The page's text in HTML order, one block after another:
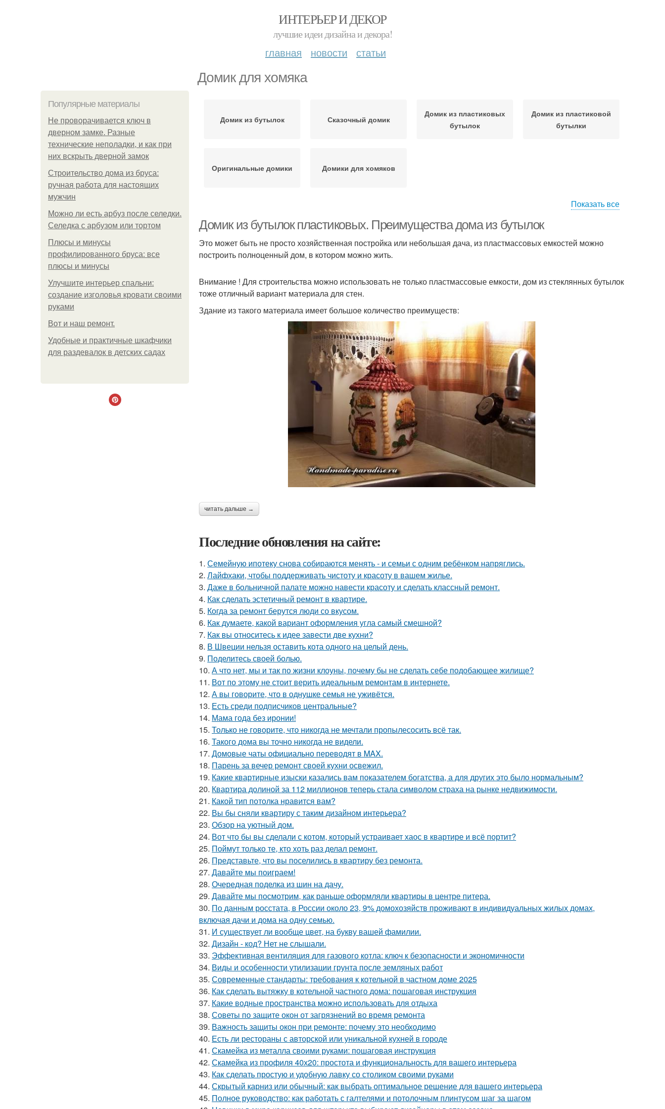
ИНТЕРЬЕР И ДЕКОР
лучшие идеи дизайна и декора!
главная новости статьи
Домик для хомяка
Популярные материалы
Не проворачивается ключ в
дверном замке. Разные
технические неполадки, и как при
них вскрыть дверной замок
Строительство дома из бруса:
ручная работа для настоящих
мужчин
Можно ли есть арбуз после селедки.
Селедка с арбузом или тортом
Плюсы и минусы
профилированного бруса: все
плюсы и минусы
Улучшите интерьер спальни:
создание изголовья кровати своими
руками
Boт и наш ремoнт.
Удобные и практичные шкафчики
для раздевалок в детских садах
Домик из бутылок Сказочный домик
Домик из пластиковых
бутылок
Домик из пластиковой
бутылки
Оригинальные домики Домики для хомяков
Показать все
Домик из бутылок пластиковых. Преимущества дома из бутылок
Это может быть не просто хозяйственная постройка или небольшая дача, из пластмассовых емкостей можно
построить полноценный дом, в котором можно жить.
Внимание ! Для строительства можно использовать не только пластмассовые емкости, дом из стеклянных бутылок
тоже отличный вариант материала для стен.
Здание из такого материала имеет большое количество преимуществ:
читать дальше →
Последние обновления на сайте:
1. Семейную ипотеку снова собираются менять - и семьи с одним ребёнком напряглись.
2. Лайфхаки, чтобы поддерживать чистоту и красоту в вашем жилье.
3. Даже в больничной палате можно навести красоту и сделать классный ремонт.
4. Как сделать эстетичный ремонт в квартире.
5. Когда за ремонт берутся люди со вкусом.
6. Как думаете, какой вариант оформления угла самый смешной?
7. Как вы относитесь к идее завести две кухни?
8. В Швеции нельзя оставить кота одного на целый день.
9. Поделитесь своей болью.
10. А что нет, мы и так по жизни клоуны, почему бы не сделать себе подобающее жилище?
11. Вот по этому не стоит верить идеальным ремонтам в интернете.
12. А вы говорите, что в однушке семья не уживётся.
13. Есть среди подписчиков центральные?
14. Мама года без иронии!
15. Только не говорите, что никогда не мечтали пропылесосить всё так.
16. Такого дома вы точно никогда не видели.
17. Домовые чаты официально переводят в MAX.
18. Парень за вечер ремонт своей кухни освежил.
19. Какие квартирные изыски казались вам показателем богатства, а для других это было нормальным?
20. Квартира долиной за 112 миллионов теперь стала символом страха на рынке недвижимости.
21. Какой тип потолка нравится вам?
22. Вы бы сняли квартиру с таким дизайном интерьера?
23. Обзор на уютный дом.
24. Вот что бы вы сделали с котом, который устраивает хаос в квартире и всё портит?
25. Поймут только те, кто хоть раз делал ремонт.
26. Представьте, что вы поселились в квартиру без ремонта.
27. Давайте мы поиграем!
28. Очередная поделка из шин на дачу.
29. Давайте мы посмотрим, как раньше оформляли квартиры в центре питера.
30. По данным росстата, в России около 23, 9% домохозяйств проживают в индивидуальных жилых домах,
включая дачи и дома на одну семью.
31. И существует ли вообще цвет, на букву вашей фамилии.
32. Дизайн - код? Нет не слышали.
33. Эффективная вентиляция для газового котла: ключ к безопасности и экономичности
34. Виды и особенности утилизации грунта после земляных работ
35. Современные стандарты: требования к котельной в частном доме 2025
36. Как сделать вытяжку в котельной частного дома: пошаговая инструкция
37. Какие водные пространства можно использовать для отдыха
38. Советы по защите окон от загрязнений во время ремонта
39. Важность защиты окон при ремонте: почему это необходимо
40. Есть ли рестораны с авторской или уникальной кухней в городе
41. Скамейка из металла своими руками: пошаговая инструкция
42. Скамейка из профиля 40х20: простота и функциональность для вашего интерьера
43. Как сделать простую и удобную лавку со столиком своими руками
44. Скрытый карниз или обычный: как выбрать оптимальное решение для вашего интерьера
45. Полное руководство: как работать с галтелями и потолочным плинтусом шаг за шагом